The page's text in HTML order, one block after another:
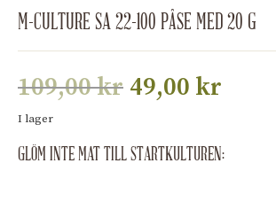
M-CULTURE SA 22-100 PÅSE MED 20 G
109,00kr 49,00 kr
I lager
GLÖM INTE MAT TILL STARTKULTUREN: